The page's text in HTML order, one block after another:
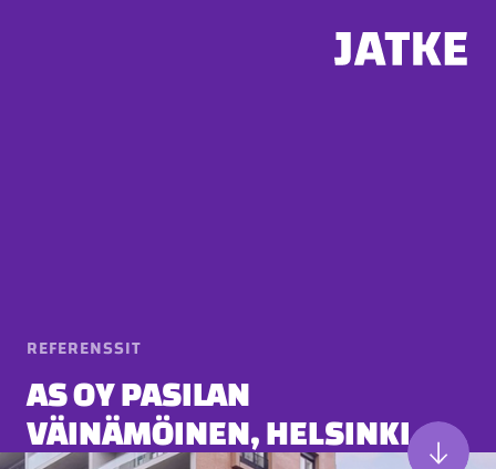
REFERENSSIT
AS OY PASILAN
VÄINÄMÖINEN, HELSINKI